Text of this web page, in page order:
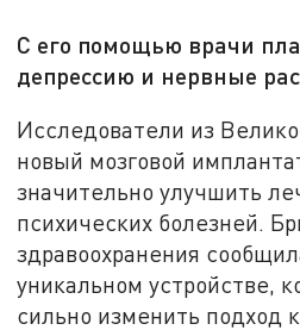
С его помощью врачи
депрессию и нервные
Исследователи из
новый мозговой
значительно улучшить
психических болезней.
здравоохранения
уникальном устройстве,
сильно изменить подход